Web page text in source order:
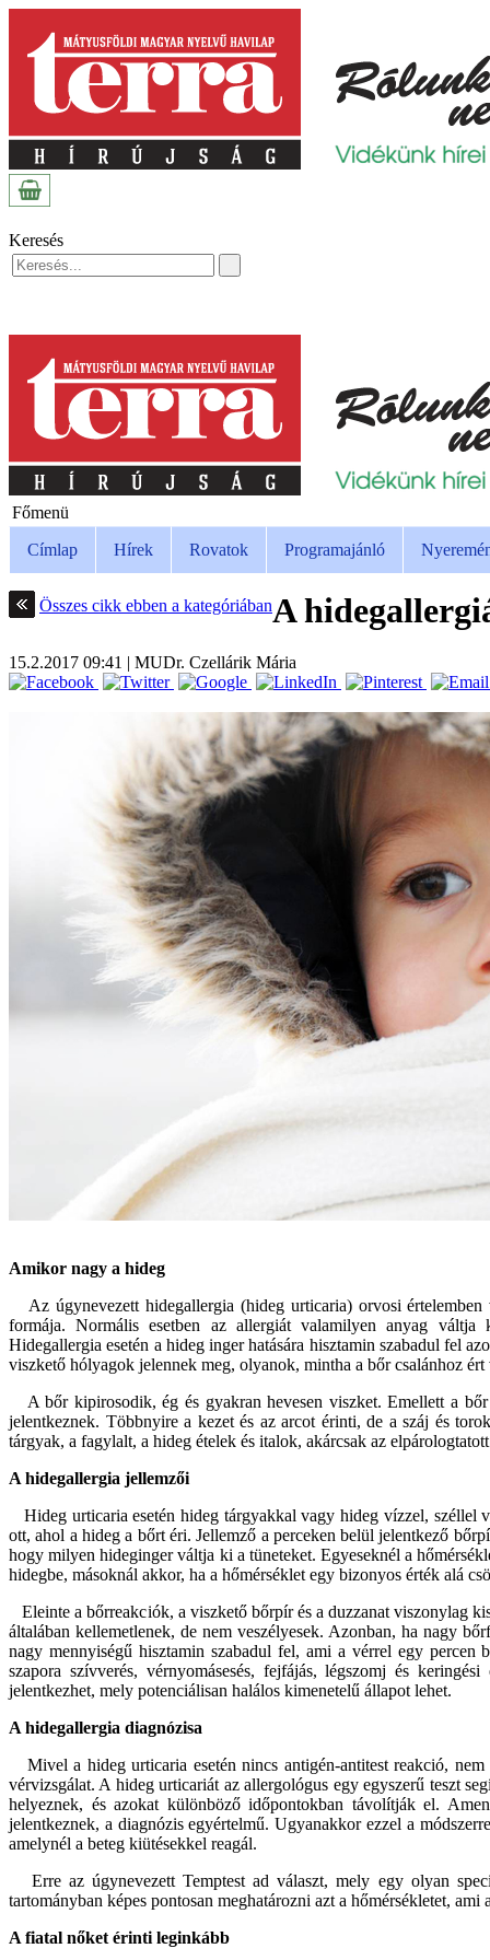
Keresés
Főmenü
Címlap
Hírek Rovatok Programajánló
Összes cikk ebben a kategóriábanA
15.2.2017 09:41 | MUDr. Czellárik Mária
Amikor nagy a hideg
Az úgynevezett hidegallergia (hideg urticaria) orvosi értelemben
formája. Normális esetben az allergiát valamilyen anyag
Hidegallergia esetén a hideg inger hatására hisztamin szabadul fel
viszkető hólyagok jelennek meg, olyanok, mintha a bőr csalánhoz
A bőr kipirosodik, ég és gyakran hevesen viszket. Emellett a bőr
jelentkeznek. Többnyire a kezet és az arcot érinti, de a száj és
tárgyak, a fagylalt, a hideg ételek és italok, akárcsak az
A hidegallergia jellemzői
Hideg urticaria esetén hideg tárgyakkal vagy hideg vízzel, széllel
ott, ahol a hideg a bőrt éri. Jellemző a perceken belül jelentkező
hogy milyen hideginger váltja ki a tüneteket. Egyeseknél a
hidegbe, másoknál akkor, ha a hőmérséklet egy bizonyos érték alá
Eleinte a bőrreakciók, a viszkető bőrpír és a duzzanat viszonylag
általában kellemetlenek, de nem veszélyesek. Azonban, ha nagy
nagy mennyiségű hisztamin szabadul fel, ami a vérrel egy percen
szapora szívverés, vérnyomásesés, fejfájás, légszomj és
jelentkezhet, mely potenciálisan halálos kimenetelű állapot lehet.
A hidegallergia diagnózisa
Mivel a hideg urticaria esetén nincs antigén-antitest reakció, nem
vérvizsgálat. A hideg urticariát az allergológus egy egyszerű teszt
helyeznek, és azokat különböző időpontokban távolítják el.
jelentkeznek, a diagnózis egyértelmű. Ugyanakkor ezzel a
amelynél a beteg kiütésekkel reagál.
Erre az úgynevezett Temptest ad választ, mely egy olyan
tartományban képes pontosan meghatározni azt a hőmérsékletet,
A fiatal nőket érinti leginkább